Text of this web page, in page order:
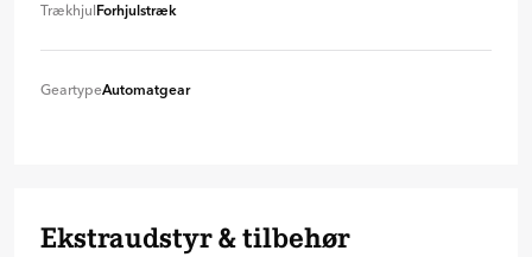
TrækhjulForhjulstræk
GeartypeAutomatgear
Ekstraudstyr & tilbehør